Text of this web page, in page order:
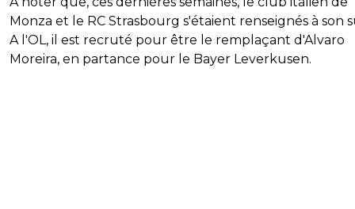
Monza et le RC Strasbourg s'étaient renseignés à son
A l'OL, il est recruté pour être le remplaçant d'Alvaro
Moreira, en partance pour le Bayer Leverkusen.